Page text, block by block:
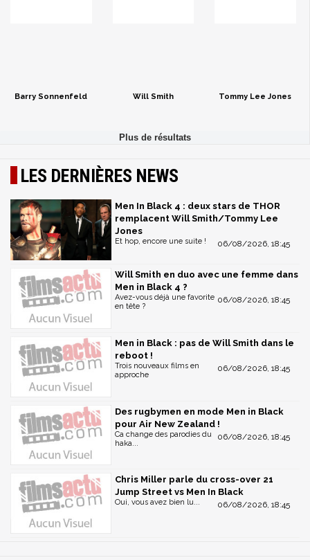
Barry Sonnenfeld Will Smith Tommy Lee Jones
LES DERNIÈRES NEWS
Men In Black 4 : deux stars de THOR
remplacent Will Smith/Tommy Lee
Jones
06/08/2026, 18:45
Et hop, encore une suite !
Will Smith en duo avec une femme dans
Men in Black 4 ?
06/08/2026, 18:45
Avez-vous déjà une favorite
en tête ?
Men in Black : pas de Will Smith dans le
reboot !
06/08/2026, 18:45
Trois nouveaux films en
approche
Des rugbymen en mode Men in Black
pour Air New Zealand !
06/08/2026, 18:45
Ca change des parodies du
haka...
Chris Miller parle du cross-over 21
Jump Street vs Men In Black
06/08/2026, 18:45
Oui, vous avez bien lu...